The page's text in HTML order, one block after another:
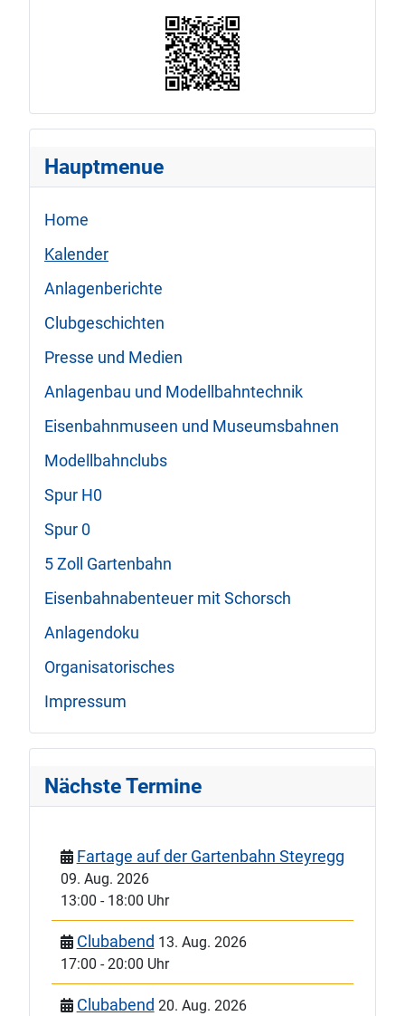
Hauptmenue
Home
Kalender
Anlagenberichte
Clubgeschichten
Presse und Medien
Anlagenbau und Modellbahntechnik
Eisenbahnmuseen und Museumsbahnen
Modellbahnclubs
Spur H0
Spur 0
5 Zoll Gartenbahn
Eisenbahnabenteuer mit Schorsch
Anlagendoku
Organisatorisches
Impressum
Nächste Termine
Fartage auf der Gartenbahn Steyregg
09. Aug. 2026
13:00 - 18:00 Uhr
Clubabend 13. Aug. 2026
17:00 -20:00 Uhr
Clubabend 20. Aug. 2026